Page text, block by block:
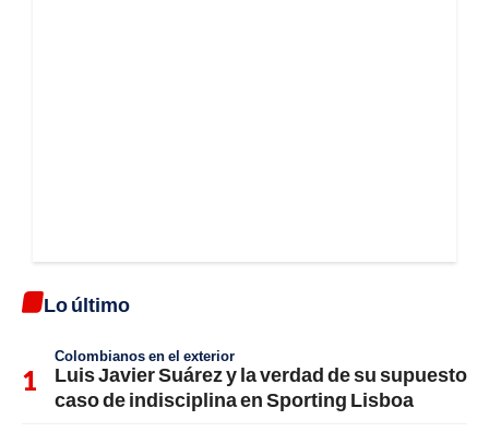
Lo último
Colombianos en el exterior
Luis Javier Suárez y la verdad de su supuesto
caso de indisciplina en Sporting Lisboa